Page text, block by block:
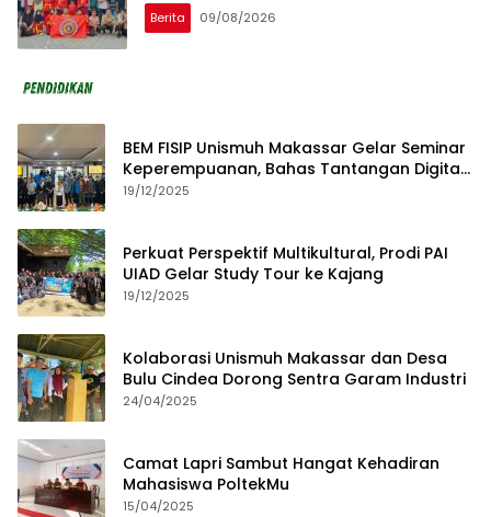
Berita 09/08/2026
BEM FISIP Unismuh Makassar Gelar Seminar
Keperempuanan, Bahas Tantangan Digital
dan Budaya Lokal
19/12/2025
Perkuat Perspektif Multikultural, Prodi PAI
UIAD Gelar Study Tour ke Kajang
19/12/2025
Kolaborasi Unismuh Makassar dan Desa
Bulu Cindea Dorong Sentra Garam Industri
24/04/2025
Camat Lapri Sambut Hangat Kehadiran
Mahasiswa PoltekMu
15/04/2025